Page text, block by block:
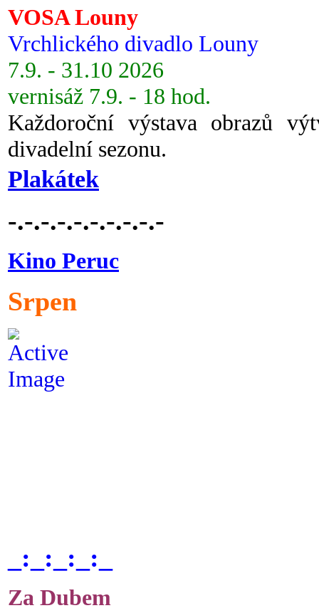
VOSA Louny
Vrchlického divadlo Louny
7.9. - 31.10 2026
vernisáž 7.9. - 18 hod.
Každoroční výstava obrazů
divadelní sezonu.
Plakátek
-.-.-.-.-.-.-.-.-.-
Kino Peruc
Srpen
_:_:_:_:_
Za Dubem